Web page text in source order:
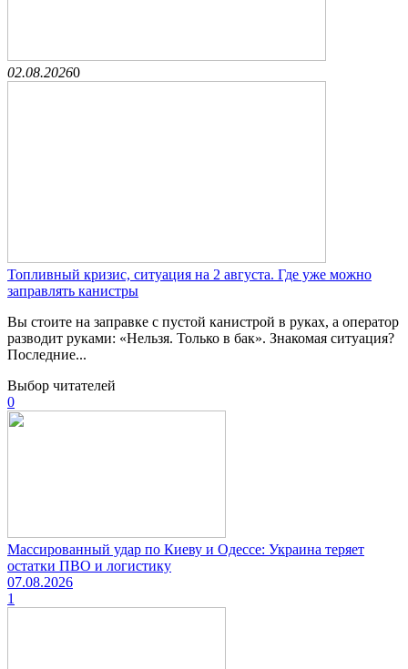
02.08.20260
Топливный кризис, ситуация на 2 августа. Где уже можно
заправлять канистры
Вы стоите на заправке с пустой канистрой в руках, а оператор
разводит руками: «Нельзя. Только в бак». Знакомая ситуация?
Последние...
Выбор читателей
0
Массированный удар по Киеву и Одессе: Украина теряет
остатки ПВО и логистику
07.08.2026
1